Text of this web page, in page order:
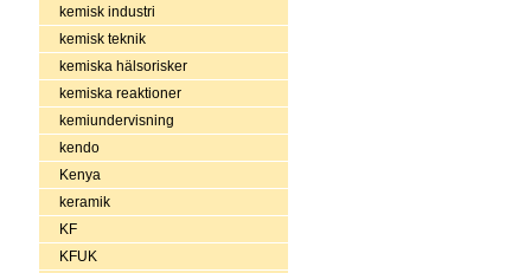
kemisk industri
kemisk teknik
kemiska hälsorisker
kemiska reaktioner
kemiundervisning
kendo
Kenya
keramik
KF
KFUK